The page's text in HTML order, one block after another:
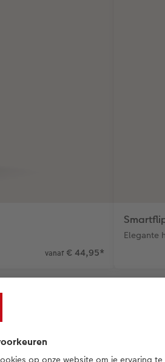
vanaf € 44,95*
Elegante
accessoires